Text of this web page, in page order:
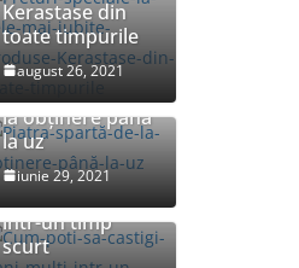
Kerastase din
toate timpurile
august 26, 2021
Piatra spartă: de
la obținere până
la uz
iunie 29, 2021
Cum poti sa
castigi bani multi
intr-un timp
scurt